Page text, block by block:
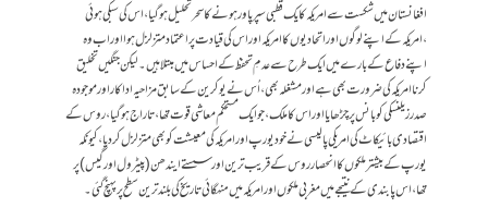
افغانستان میں شکست سے امریکہ کا یک قطبی سپر پاور ہونے کا سحر تحلیل ہوگیا ، اس کی سبکی ہوئی
،امریکہ کے اپنے لوگوں اور اتحادیوں کا امریکہ اور اس کی قیادت پر اعتماد متزلزل ہوااور اب وہ
اپنے دفاع کے بارے میں ایک طرح سے عدمِ تحفظ کے احساس میں مبتلا ہیں ۔ لیکن جنگیں تخلیق
کرنا امریکہ کی ضرورت بھی ہے اور مشغلہ بھی، اُس نے یوکرین کے سابق مزاحیہ اداکار اور موجودہ
صدر زیلنسکی کو بانس پر چڑھایا اور اس کا ملک ، جو ایک مستحکم معاشی قوت تھا ، تاراج ہوگیا، روس کے
اقتصادی بائیکاٹ کی امریکی پالیسی نے خود یورپ اور امریکہ کی معیشت کو بھی متزلزل کردیا، کیونکہ
یورپ کے بیشتر ملکوں کا انحصارروس کے قریب ترین اور سستے ایندھن (پیٹرول اور گیس) پر
تھا، اس پابندی کے نتیجے میں مغربی ملکوں اور امریکہ میں منہگائی تاریخ کی بلند ترین سطح پر پہنچ گئی۔